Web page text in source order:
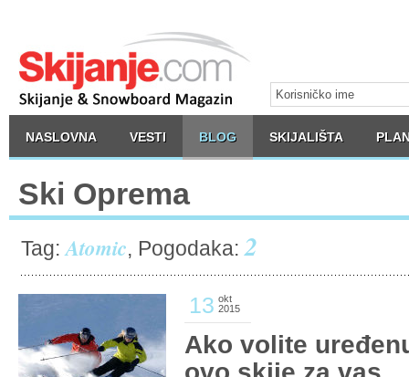
NASLOVNA VESTI BLOG SKIJALIŠTA
Ski Oprema
Tag:Atomic, Pogodaka: 2
13 okt
2015
Ako volite